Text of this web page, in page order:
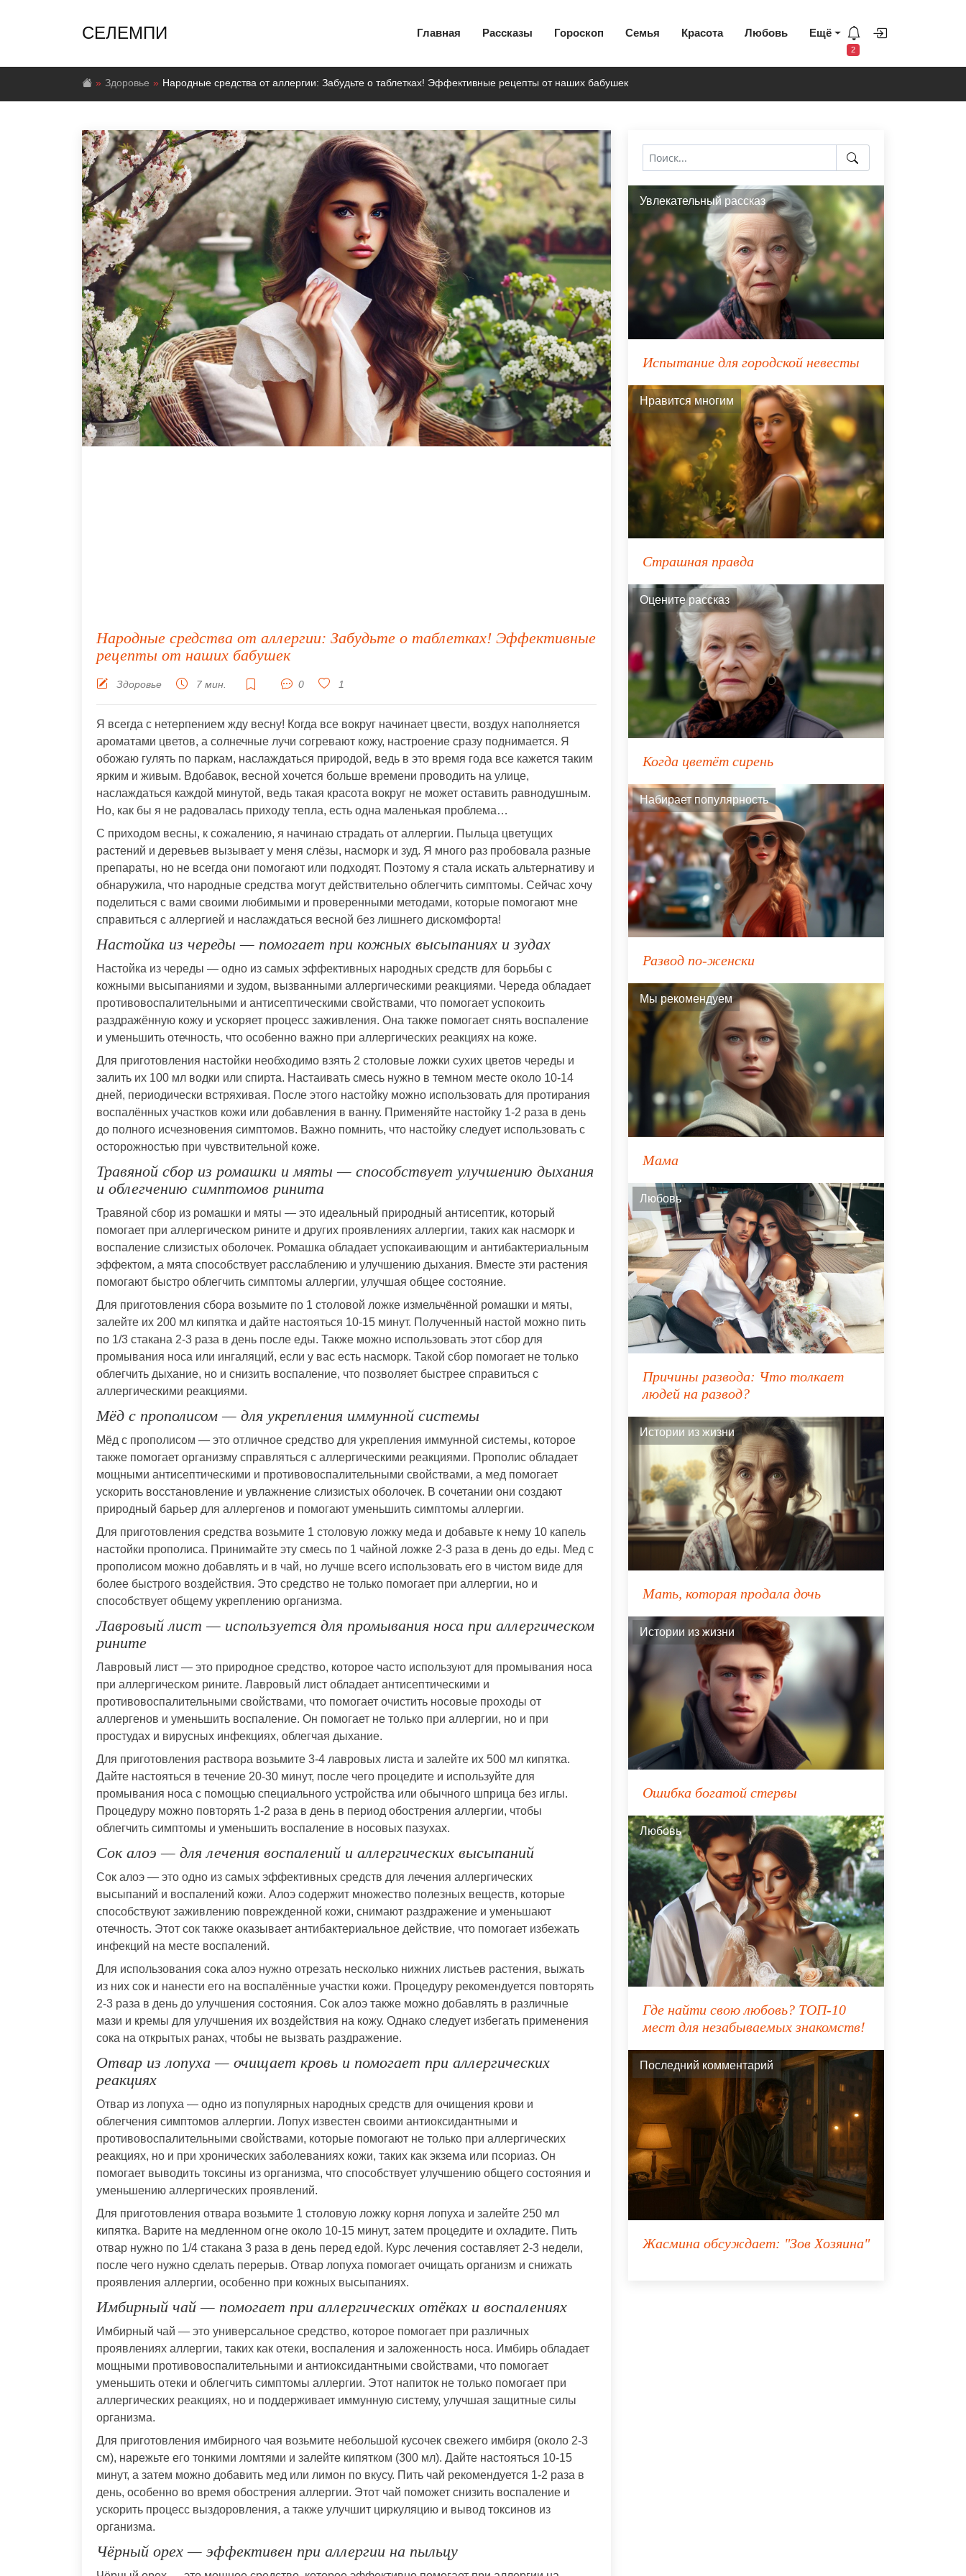
СЕЛЕМПИ Главная Рассказы Гороскоп Семья Красота Любовь Ещё
2
Здоровье Народные средства от аллергии: Забудьте о таблетках! Эффективные рецепты от наших бабушек
Народные средства от аллергии: Забудьте о таблетках! Эффективные
рецепты от наших бабушек
Здоровье 7 мин. 0 1
Я всегда с нетерпением жду весну! Когда все вокруг начинает цвести, воздух наполняется
ароматами цветов, а солнечные лучи согревают кожу, настроение сразу поднимается. Я
обожаю гулять по паркам, наслаждаться природой, ведь в это время года все кажется таким
ярким и живым. Вдобавок, весной хочется больше времени проводить на улице,
наслаждаться каждой минутой, ведь такая красота вокруг не может оставить равнодушным.
Но, как бы я не радовалась приходу тепла, есть одна маленькая проблема…
С приходом весны, к сожалению, я начинаю страдать от аллергии. Пыльца цветущих
растений и деревьев вызывает у меня слёзы, насморк и зуд. Я много раз пробовала разные
препараты, но не всегда они помогают или подходят. Поэтому я стала искать альтернативу и
обнаружила, что народные средства могут действительно облегчить симптомы. Сейчас хочу
поделиться с вами своими любимыми и проверенными методами, которые помогают мне
справиться с аллергией и наслаждаться весной без лишнего дискомфорта!
Настойка из череды — помогает при кожных высыпаниях и зудах
Настойка из череды — одно из самых эффективных народных средств для борьбы с
кожными высыпаниями и зудом, вызванными аллергическими реакциями. Череда обладает
противовоспалительными и антисептическими свойствами, что помогает успокоить
раздражённую кожу и ускоряет процесс заживления. Она также помогает снять воспаление
и уменьшить отечность, что особенно важно при аллергических реакциях на коже.
Для приготовления настойки необходимо взять 2 столовые ложки сухих цветов череды и
залить их 100 мл водки или спирта. Настаивать смесь нужно в темном месте около 10-14
дней, периодически встряхивая. После этого настойку можно использовать для протирания
воспалённых участков кожи или добавления в ванну. Применяйте настойку 1-2 раза в день
до полного исчезновения симптомов. Важно помнить, что настойку следует использовать с
осторожностью при чувствительной коже.
Травяной сбор из ромашки и мяты — способствует улучшению дыхания
и облегчению симптомов ринита
Травяной сбор из ромашки и мяты — это идеальный природный антисептик, который
помогает при аллергическом рините и других проявлениях аллергии, таких как насморк и
воспаление слизистых оболочек. Ромашка обладает успокаивающим и антибактериальным
эффектом, а мята способствует расслаблению и улучшению дыхания. Вместе эти растения
помогают быстро облегчить симптомы аллергии, улучшая общее состояние.
Для приготовления сбора возьмите по 1 столовой ложке измельчённой ромашки и мяты,
залейте их 200 мл кипятка и дайте настояться 10-15 минут. Полученный настой можно пить
по 1/3 стакана 2-3 раза в день после еды. Также можно использовать этот сбор для
промывания носа или ингаляций, если у вас есть насморк. Такой сбор помогает не только
облегчить дыхание, но и снизить воспаление, что позволяет быстрее справиться с
аллергическими реакциями.
Мёд с прополисом — для укрепления иммунной системы
Мёд с прополисом — это отличное средство для укрепления иммунной системы, которое
также помогает организму справляться с аллергическими реакциями. Прополис обладает
мощными антисептическими и противовоспалительными свойствами, а мед помогает
ускорить восстановление и увлажнение слизистых оболочек. В сочетании они создают
природный барьер для аллергенов и помогают уменьшить симптомы аллергии.
Для приготовления средства возьмите 1 столовую ложку меда и добавьте к нему 10 капель
настойки прополиса. Принимайте эту смесь по 1 чайной ложке 2-3 раза в день до еды. Мед с
прополисом можно добавлять и в чай, но лучше всего использовать его в чистом виде для
более быстрого воздействия. Это средство не только помогает при аллергии, но и
способствует общему укреплению организма.
Лавровый лист — используется для промывания носа при аллергическом
рините
Лавровый лист — это природное средство, которое часто используют для промывания носа
при аллергическом рините. Лавровый лист обладает антисептическими и
противовоспалительными свойствами, что помогает очистить носовые проходы от
аллергенов и уменьшить воспаление. Он помогает не только при аллергии, но и при
простудах и вирусных инфекциях, облегчая дыхание.
Для приготовления раствора возьмите 3-4 лавровых листа и залейте их 500 мл кипятка.
Дайте настояться в течение 20-30 минут, после чего процедите и используйте для
промывания носа с помощью специального устройства или обычного шприца без иглы.
Процедуру можно повторять 1-2 раза в день в период обострения аллергии, чтобы
облегчить симптомы и уменьшить воспаление в носовых пазухах.
Сок алоэ — для лечения воспалений и аллергических высыпаний
Сок алоэ — это одно из самых эффективных средств для лечения аллергических
высыпаний и воспалений кожи. Алоэ содержит множество полезных веществ, которые
способствуют заживлению поврежденной кожи, снимают раздражение и уменьшают
отечность. Этот сок также оказывает антибактериальное действие, что помогает избежать
инфекций на месте воспалений.
Для использования сока алоэ нужно отрезать несколько нижних листьев растения, выжать
из них сок и нанести его на воспалённые участки кожи. Процедуру рекомендуется повторять
2-3 раза в день до улучшения состояния. Сок алоэ также можно добавлять в различные
мази и кремы для улучшения их воздействия на кожу. Однако следует избегать применения
сока на открытых ранах, чтобы не вызвать раздражение.
Отвар из лопуха — очищает кровь и помогает при аллергических
реакциях
Отвар из лопуха — одно из популярных народных средств для очищения крови и
облегчения симптомов аллергии. Лопух известен своими антиоксидантными и
противовоспалительными свойствами, которые помогают не только при аллергических
реакциях, но и при хронических заболеваниях кожи, таких как экзема или псориаз. Он
помогает выводить токсины из организма, что способствует улучшению общего состояния и
уменьшению аллергических проявлений.
Для приготовления отвара возьмите 1 столовую ложку корня лопуха и залейте 250 мл
кипятка. Варите на медленном огне около 10-15 минут, затем процедите и охладите. Пить
отвар нужно по 1/4 стакана 3 раза в день перед едой. Курс лечения составляет 2-3 недели,
после чего нужно сделать перерыв. Отвар лопуха помогает очищать организм и снижать
проявления аллергии, особенно при кожных высыпаниях.
Имбирный чай — помогает при аллергических отёках и воспалениях
Имбирный чай — это универсальное средство, которое помогает при различных
проявлениях аллергии, таких как отеки, воспаления и заложенность носа. Имбирь обладает
мощными противовоспалительными и антиоксидантными свойствами, что помогает
уменьшить отеки и облегчить симптомы аллергии. Этот напиток не только помогает при
аллергических реакциях, но и поддерживает иммунную систему, улучшая защитные силы
организма.
Для приготовления имбирного чая возьмите небольшой кусочек свежего имбиря (около 2-3
см), нарежьте его тонкими ломтями и залейте кипятком (300 мл). Дайте настояться 10-15
минут, а затем можно добавить мед или лимон по вкусу. Пить чай рекомендуется 1-2 раза в
день, особенно во время обострения аллергии. Этот чай поможет снизить воспаление и
ускорить процесс выздоровления, а также улучшит циркуляцию и вывод токсинов из
организма.
Чёрный орех — эффективен при аллергии на пыльцу
Увлекательный рассказ
Испытание для городской невесты
Нравится многим
Страшная правда
Оцените рассказ
Когда цветёт сирень
Набирает популярность
Развод по-женски
Мы рекомендуем
Мама
Любовь
Причины развода: Что толкает
людей на развод?
Истории из жизни
Мать, которая продала дочь
Истории из жизни
Ошибка богатой стервы
Любовь
Где найти свою любовь? ТОП-10
мест для незабываемых знакомств!
Последний комментарий
Жасмина обсуждает: "Зов Хозяина"